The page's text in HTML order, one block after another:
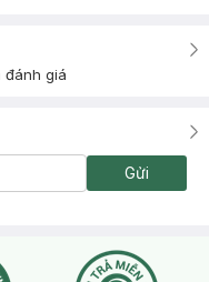
đánh giá
Gửi